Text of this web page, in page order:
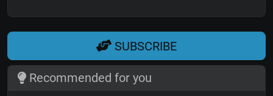
SUBSCRIBE
Recommended for you